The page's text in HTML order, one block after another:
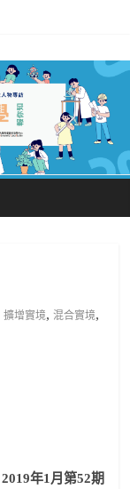
擴增實境, 混合實境,
年1月第52期